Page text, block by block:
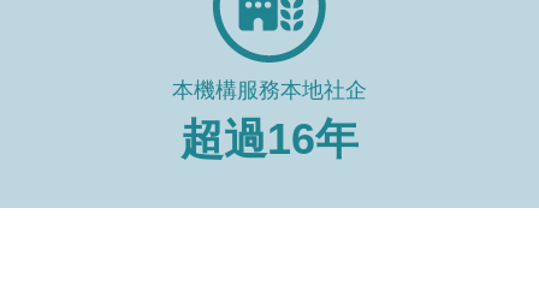
本機構服務本地社企
超過16年